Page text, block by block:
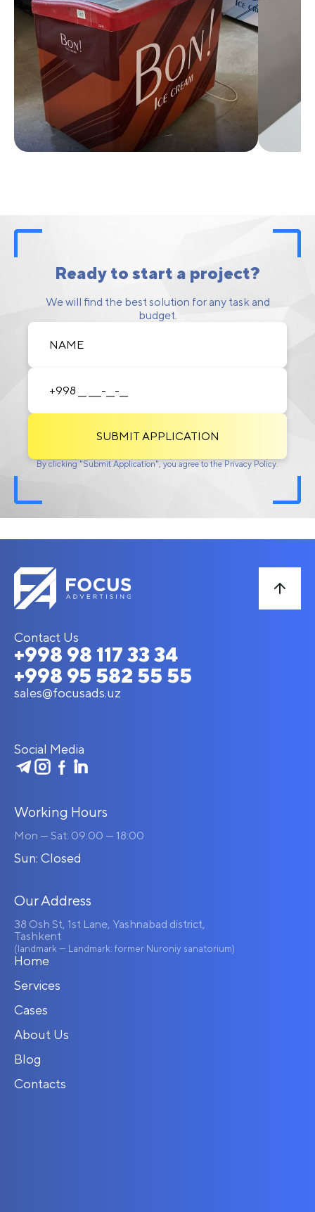
Ready to start a project?
We will find the best solution for any task and
budget.
SUBMIT APPLICATION
By clicking "Submit Application", you agree to the Privacy Policy.
Contact Us
+998 98 117 33 34
+998 95 582 55 55
sales@focusads.uz
Social Media
Working Hours
Mon — Sat: 09:00 — 18:00
Sun: Closed
Our Address
38 Osh St, 1st Lane, Yashnabad district,
Tashkent
(landmark — Landmark: former Nuroniy sanatorium)
Home
Services
Cases
About Us
Blog
Contacts